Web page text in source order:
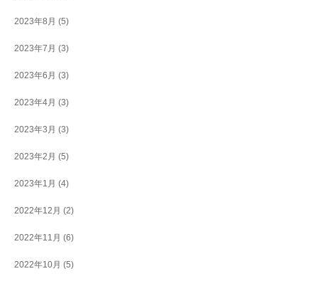
2023年8月 (5)
2023年7月 (3)
2023年6月 (3)
2023年4月 (3)
2023年3月 (3)
2023年2月 (5)
2023年1月 (4)
2022年12月 (2)
2022年11月 (6)
2022年10月 (5)